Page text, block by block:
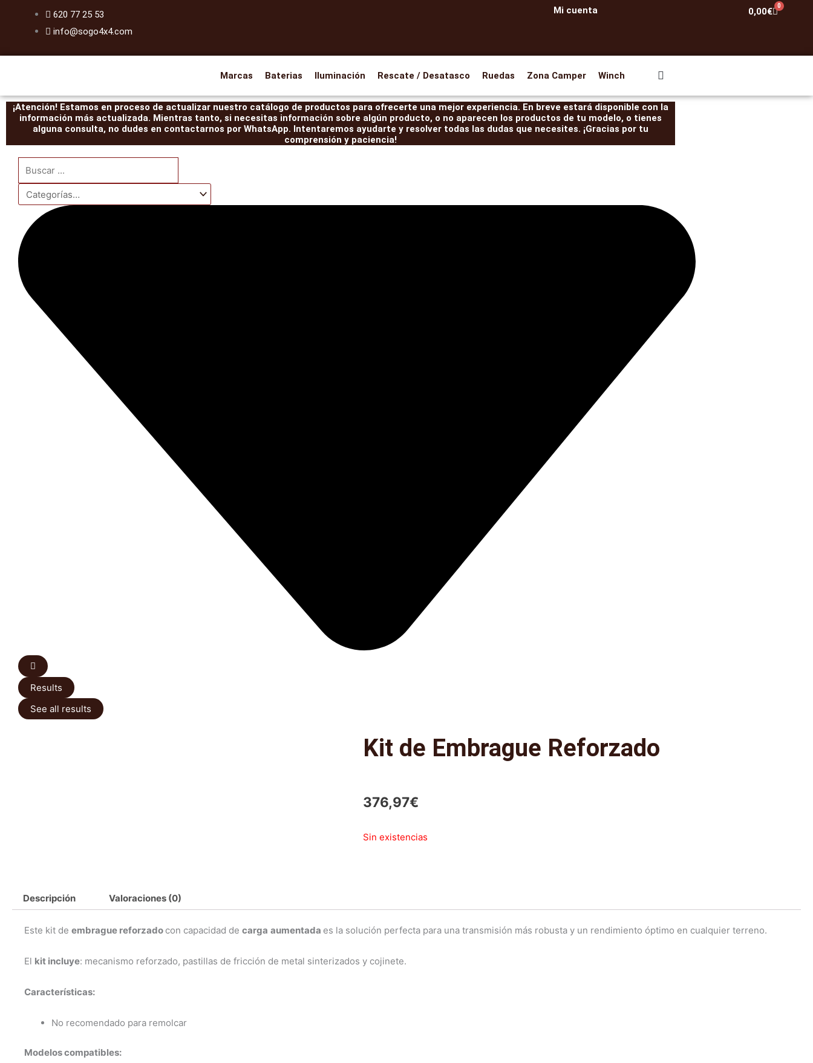
620 77 25 53
info@sogo4x4.com
Mi cuenta 0,00€
0
Carrito
Marcas Baterias Iluminación Rescate / Desatasco Ruedas Zona Camper Winch
¡Atención! Estamos en proceso de actualizar nuestro catálogo de productos para ofrecerte una mejor experiencia. En breve estará disponible con la
información más actualizada. Mientras tanto, si necesitas información sobre algún producto, o no aparecen los productos de tu modelo, o tienes
alguna consulta, no dudes en contactarnos por WhatsApp. Intentaremos ayudarte y resolver todas las dudas que necesites. ¡Gracias por tu
comprensión y paciencia!
Search
...
Results
See all results
Kit de Embrague Reforzado
376,97€
Sin existencias
Descripción Valoraciones (0)
Este kit de embrague reforzado con capacidad de carga aumentada es la solución perfecta para una transmisión más robusta y un rendimiento óptimo en cualquier terreno.
El kit incluye: mecanismo reforzado, pastillas de fricción de metal sinterizados y cojinete.
Características:
No recomendado para remolcar
Modelos compatibles: